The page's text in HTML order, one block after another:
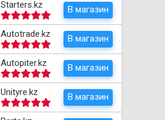
Starters.kz В магазин
Autotrade.kz В магазин
Autopiter.kz В магазин
Unityre.kz В магазин